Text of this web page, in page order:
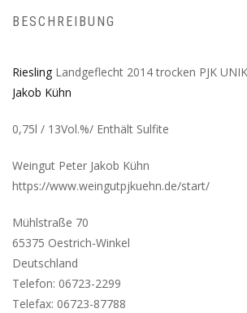
BESCHREIBUNG
Riesling Landgeflecht 2014 trocken PJK
Jakob Kühn
0,75l / 13Vol.%/ Enthält Sulfite
Weingut Peter Jakob Kühn
https://www.weingutpjkuehn.de/start/
Mühlstraße 70
65375 Oestrich-Winkel
Deutschland
Telefon: 06723-2299
Telefax: 06723-87788